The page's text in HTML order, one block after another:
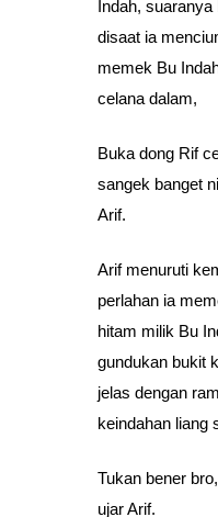
Indah,
disaat ia
memek Bu
celana dalam,
Buka dong Rif
sangek banget
Arif.
Arif menuruti
perlahan ia
hitam milik Bu
gundukan bukit
jelas dengan
keindahan liang
Tukan bener
ujar Arif.